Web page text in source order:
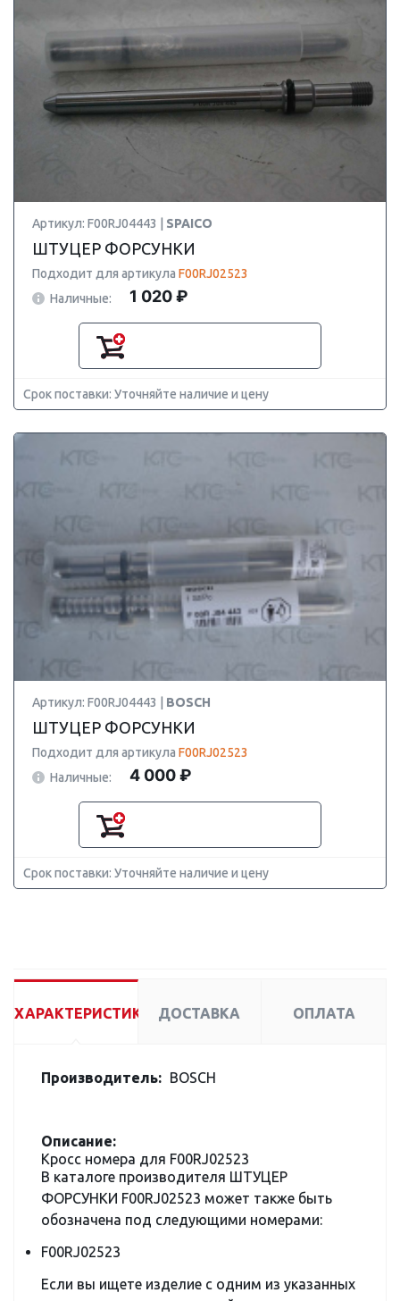
Артикул: F00RJ04443 | SPAICO
ШТУЦЕР ФОРСУНКИ
Подходит для артикула F00RJ02523
Наличные:
1 020 ₽
Срок поставки: Уточняйте наличие и цену
Артикул: F00RJ04443 | BOSCH
ШТУЦЕР ФОРСУНКИ
Подходит для артикула F00RJ02523
Наличные:
4 000 ₽
Срок поставки: Уточняйте наличие и цену
ХАРАКТЕРИСТИКИ ДОСТАВКА ОПЛАТА
Производитель: BOSCH
Описание:
Кросс номера для F00RJ02523
В каталоге производителя ШТУЦЕР
ФОРСУНКИ F00RJ02523 может также быть
обозначена под следующими номерами:
F00RJ02523
Если вы ищете изделие с одним из указанных